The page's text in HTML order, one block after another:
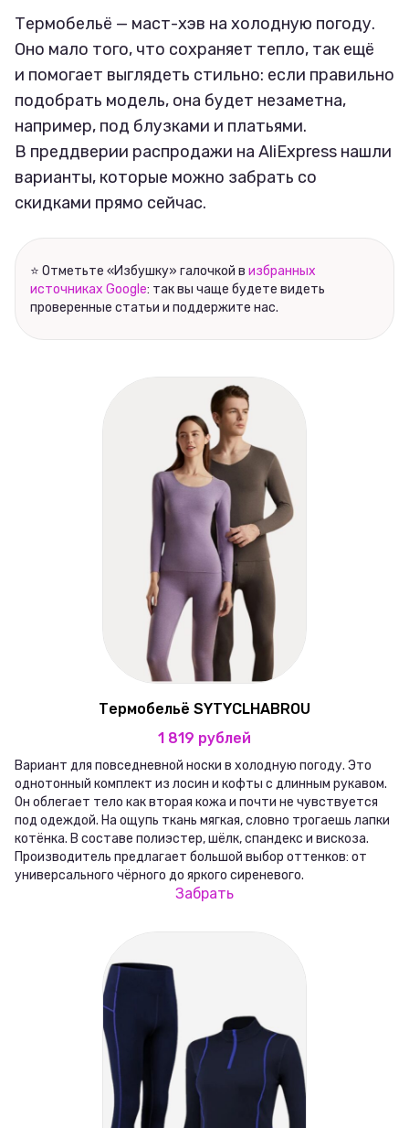
Соцсети
Термобельё — маст-хэв на холодную погоду.
Оно мало того, что сохраняет тепло, так ещё
и помогает выглядеть стильно: если правильно
подобрать модель, она будет незаметна,
например, под блузками и платьями.
В преддверии распродажи на AliExpress нашли
варианты, которые можно забрать со
скидками прямо сейчас.
⭐ Отметьте «Избушку» галочкой в избранных
источниках Google: так вы чаще будете видеть
проверенные статьи и поддержите нас.
Термобельё SYTYCLHABROU
1 819 рублей
Вариант для повседневной носки в холодную погоду. Это
однотонный комплект из лосин и кофты с длинным рукавом.
Он облегает тело как вторая кожа и почти не чувствуется
под одеждой. На ощупь ткань мягкая, словно трогаешь лапки
котёнка. В составе полиэстер, шёлк, спандекс и вискоза.
Производитель предлагает большой выбор оттенков: от
универсального чёрного до яркого сиреневого.
Забрать